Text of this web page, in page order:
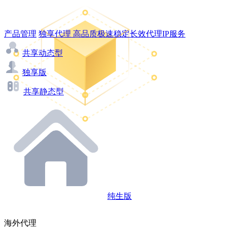
产品管理 独享代理 高品质极速稳定长效代理IP服务
共享动态型
独享版
共享静态型
纯生版
海外代理